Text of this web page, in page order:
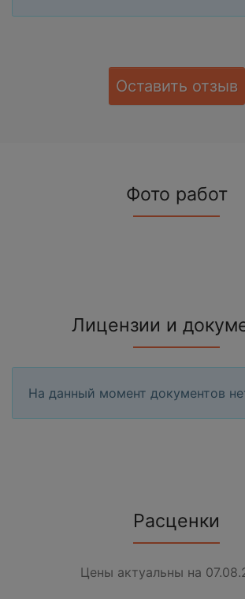
Оставить отзыв
Фото работ
Лицензии и
На данный момент документов
Расценки
Цены актуальны на